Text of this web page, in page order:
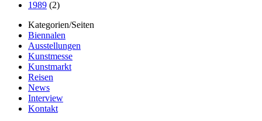
1989 (2)
Kategorien/Seiten
Biennalen
Ausstellungen
Kunstmesse
Kunstmarkt
Reisen
News
Interview
Kontakt